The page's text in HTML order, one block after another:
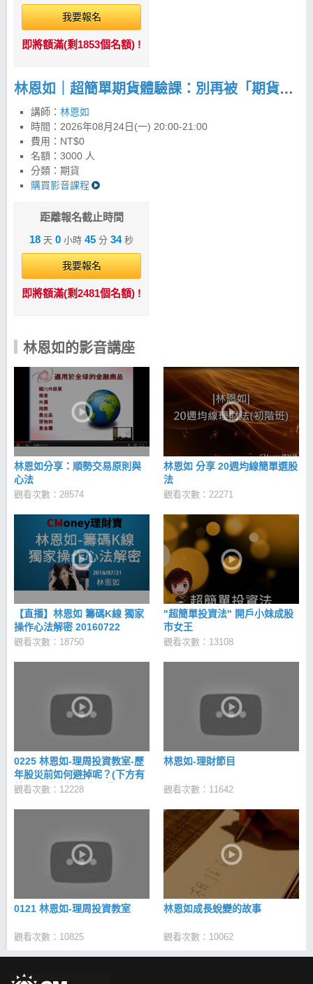
我要報名
即將額滿(剩1853個名額) !
林恩如｜超簡單期貨體驗課：別再被「期貨很危險」限制你的獲利！
講師： 林恩如
時間： 2026年08月24日(一) 20:00-21:00
費用：NT$0
名額：3000 人
分類：期貨
購買影音課程
距離報名截止時間
18 天 0 小時 45 分 33秒
我要報名
即將額滿(剩2481個名額) !
林恩如的影音講座
林恩如分享：順勢交易原則與
心法
觀看次數：28574
林恩如 分享 20週均線簡單選股
法
觀看次數：22271
【直播】林恩如 籌碼K線 獨家
操作心法解密 20160722
觀看次數：18750
"超簡單投資法" 開戶小妹成股
市女王
觀看次數：13108
0225 林恩如-理周投資教室-歷
年股災前如何避掉呢？(下方有
林恩如理財寶-免費下載)
觀看次數：12228
林恩如-理財節目
觀看次數：11642
0121 林恩如-理周投資教室
觀看次數：10825
林恩如成長蛻變的故事
觀看次數：10062